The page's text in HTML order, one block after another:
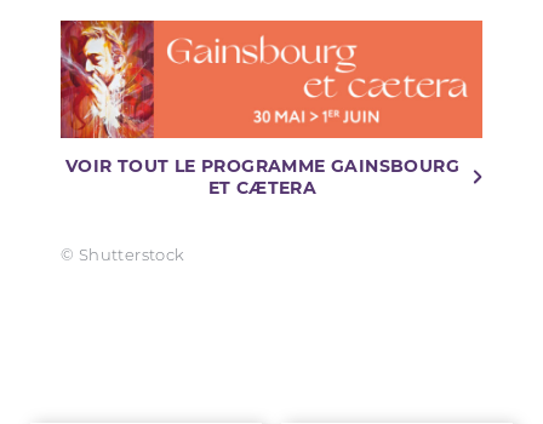
VOIR TOUT LE PROGRAMME GAINSBOURG
ET CÆTERA
© Shutterstock